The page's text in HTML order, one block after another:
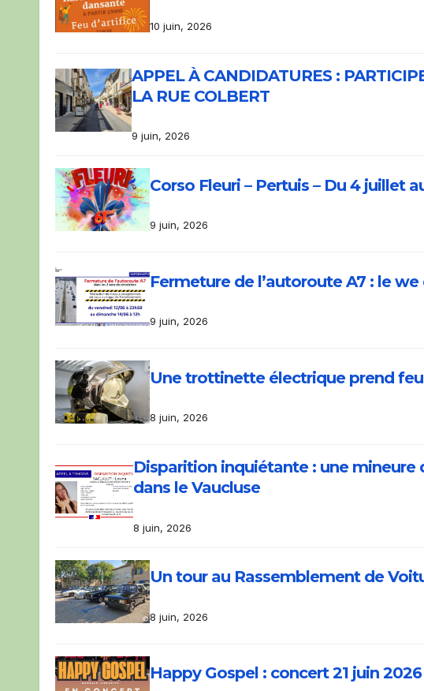
10 juin, 2026
APPEL À CANDIDATURES :
LA RUE COLBERT
9 juin, 2026
Corso Fleuri – Pertuis – Du 4 juillet
9 juin, 2026
Fermeture de l’autoroute A7 : le we
9 juin, 2026
Une trottinette électrique prend
8 juin, 2026
Disparition inquiétante : une mineure
dans le Vaucluse
8 juin, 2026
Un tour au Rassemblement de
8 juin, 2026
Happy Gospel : concert 21 juin